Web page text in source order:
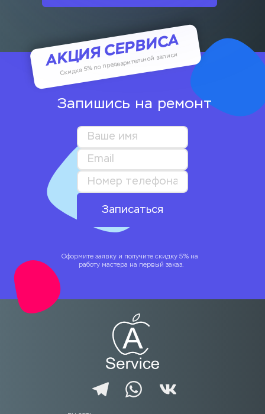
Оформите заявку и получите скидку 5% на
работу мастера на первый заказ.
Запишись на ремонт
АКЦИЯ СЕРВИСА
Скидка 5% по предварительной записи
Записаться